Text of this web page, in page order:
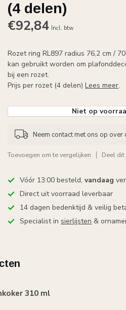
(4 delen)
€92,84 Incl. btw
Rozet ring RL897 radius 76,2 cm /
kan gebruikt worden om
bij een rozet.
Prijs per rozet (4 delen)Lees meer.
Niet op
Neem contact met ons op over
Toevoegen om te vergelijken Deel
Vóór 13:00 besteld,vandaag
Direct uit voorraad leverbaar
14 dagen bedenktijd & veilig
Specialist in sierlijsten &
310 ml